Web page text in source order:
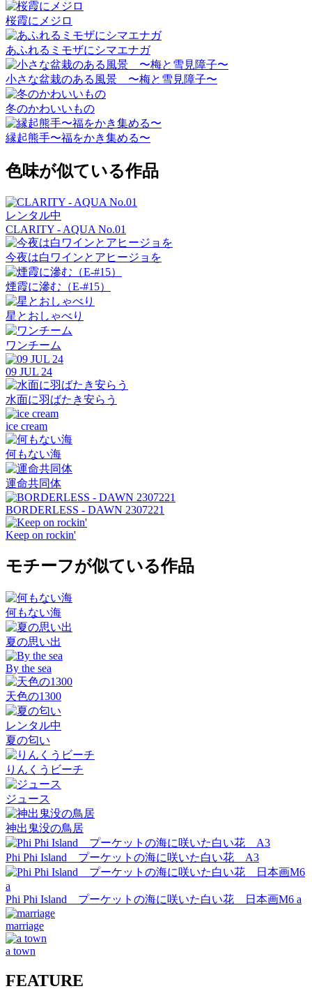
桜霞にメジロ
あふれるミモザにシマエナガ
小さな盆栽のある風景 〜梅と雪見障子〜
冬のかわいいもの
縁起熊手〜福をかき集める〜
色味が似ている作品
レンタル中
CLARITY - AQUA No.01
今夜は白ワインとアヒージョを
煙霞に滲む（E-#15）
星とおしゃべり
ワンチーム
09 JUL 24
水面に羽ばたき安らう
ice cream
何もない海
運命共同体
BORDERLESS - DAWN 2307221
Keep on rockin'
モチーフが似ている作品
何もない海
夏の思い出
By the sea
天色の1300
レンタル中
夏の匂い
りんくうビーチ
ジュース
神出鬼没の鳥居
Phi Phi Island プーケットの海に咲いた白い花 A3
Phi Phi Island プーケットの海に咲いた白い花 日本画M6 a
marriage
a town
FEATURE